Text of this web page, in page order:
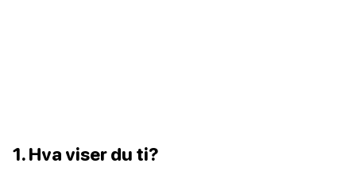
1. Hva viser du ti?